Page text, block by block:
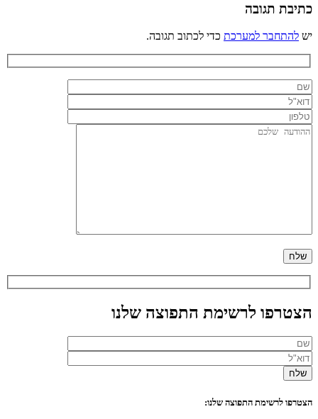
כתיבת תגובה
יש להתחבר למערכת כדי לכתוב תגובה.
הצטרפו לרשימת התפוצה שלנו
הצטרפו לרשימת התפוצה שלנו: